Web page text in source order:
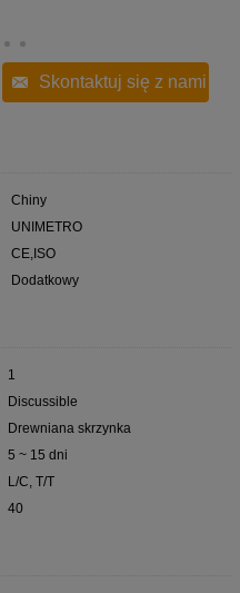
Skontaktuj się z nami
Chiny
UNIMETRO
CE,ISO
Dodatkowy
1
Discussible
Drewniana skrzynka
5 ~ 15 dni
L/C, T/T
40